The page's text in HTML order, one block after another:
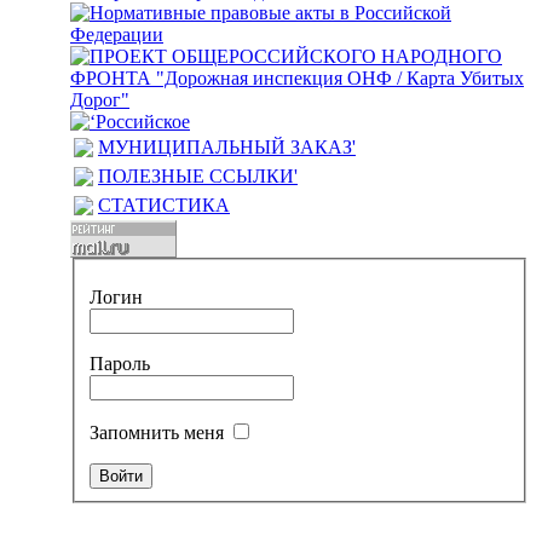
МУНИЦИПАЛЬНЫЙ ЗАКАЗ'
ПОЛЕЗНЫЕ ССЫЛКИ'
СТАТИСТИКА
Логин
Пароль
Запомнить меня